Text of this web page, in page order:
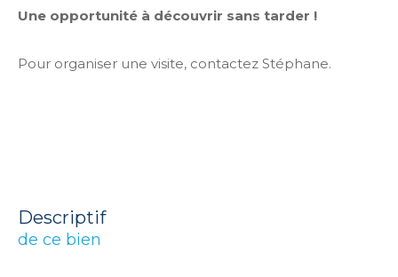
Une opportunité à découvrir sans tarder !
Pour organiser une visite, contactez Stéphane.
descriptif
de ce bien